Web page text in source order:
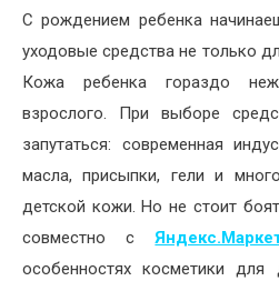
Хобби
Красота
Недвижимость
С рождением ребенка
уходовые средства не только
Кожа ребенка гораздо
взрослого. При выборе
запутаться: современная
масла, присыпки, гели и
детской кожи. Но не стоит
совместно с
особенностях косметики